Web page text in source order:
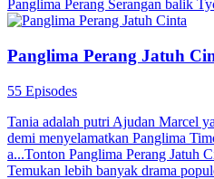
Panglima Perang Serangan balik
Panglima Perang Jatuh
55 Episodes
Tania adalah putri Ajudan Marcel
demi menyelamatkan Panglima
a...Tonton Panglima Perang Jatuh
Temukan lebih banyak drama